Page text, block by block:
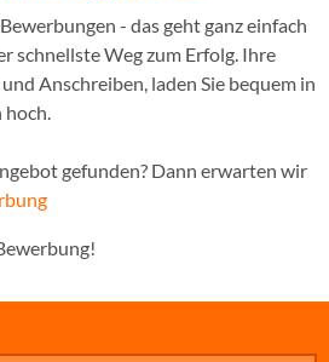
- das geht ganz einfach
schnellste Weg zum Erfolg. Ihre
Anschreiben, laden Sie bequem in
hoch.
gefunden? Dann erwarten wir